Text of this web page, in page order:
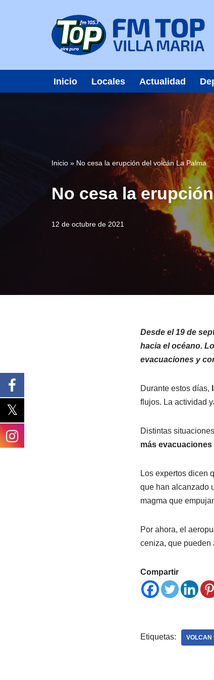
Inicio Locales Actualidad
Inicio » No cesa la erupción del volcán La Palma
No cesa la
12 de octubre de 2021
Desde el 19 de
hacia el océano.
evacuaciones y
Durante estos días,
flujos. La actividad
Distintas
más
Los expertos dicen
que han alcanzado
magma que
Por ahora, el
ceniza, que pueden
Compartir
Etiquetas: VOLCAN